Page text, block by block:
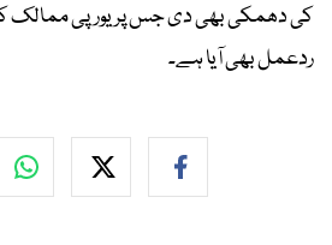
کی دھمکی بھی دی جس پر یورپی
ردعمل بھی آیا ہے۔